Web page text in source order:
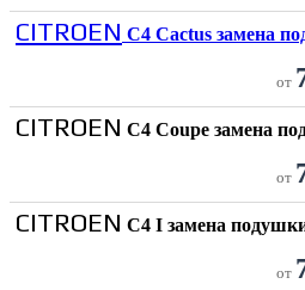
CITROEN C4 Cactus замена
от
CITROEN C4 Coupe замена
от
CITROEN C4 I замена
от